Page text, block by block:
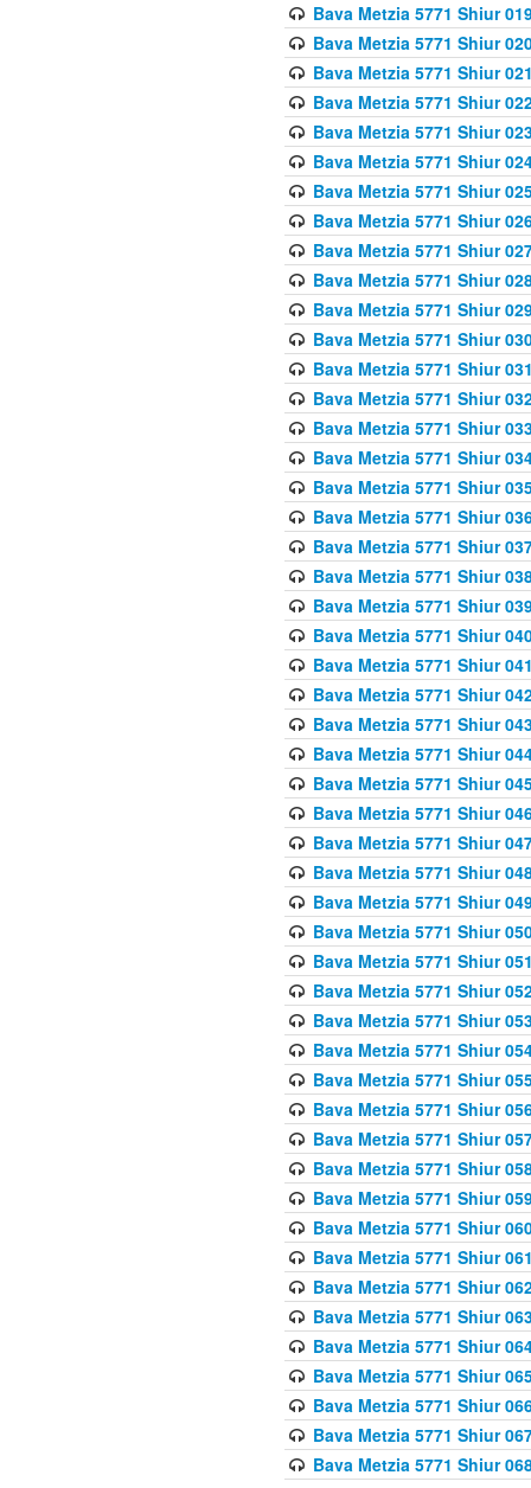
Bava Metzia 5771 Shiur
Bava Metzia 5771 Shiur
Bava Metzia 5771 Shiur
Bava Metzia 5771 Shiur
Bava Metzia 5771 Shiur
Bava Metzia 5771 Shiur
Bava Metzia 5771 Shiur
Bava Metzia 5771 Shiur
Bava Metzia 5771 Shiur
Bava Metzia 5771 Shiur
Bava Metzia 5771 Shiur
Bava Metzia 5771 Shiur
Bava Metzia 5771 Shiur
Bava Metzia 5771 Shiur
Bava Metzia 5771 Shiur
Bava Metzia 5771 Shiur
Bava Metzia 5771 Shiur
Bava Metzia 5771 Shiur
Bava Metzia 5771 Shiur
Bava Metzia 5771 Shiur
Bava Metzia 5771 Shiur
Bava Metzia 5771 Shiur
Bava Metzia 5771 Shiur
Bava Metzia 5771 Shiur
Bava Metzia 5771 Shiur
Bava Metzia 5771 Shiur
Bava Metzia 5771 Shiur
Bava Metzia 5771 Shiur
Bava Metzia 5771 Shiur
Bava Metzia 5771 Shiur
Bava Metzia 5771 Shiur
Bava Metzia 5771 Shiur
Bava Metzia 5771 Shiur
Bava Metzia 5771 Shiur
Bava Metzia 5771 Shiur
Bava Metzia 5771 Shiur
Bava Metzia 5771 Shiur
Bava Metzia 5771 Shiur
Bava Metzia 5771 Shiur
Bava Metzia 5771 Shiur
Bava Metzia 5771 Shiur
Bava Metzia 5771 Shiur
Bava Metzia 5771 Shiur
Bava Metzia 5771 Shiur
Bava Metzia 5771 Shiur
Bava Metzia 5771 Shiur
Bava Metzia 5771 Shiur
Bava Metzia 5771 Shiur
Bava Metzia 5771 Shiur
Bava Metzia 5771 Shiur